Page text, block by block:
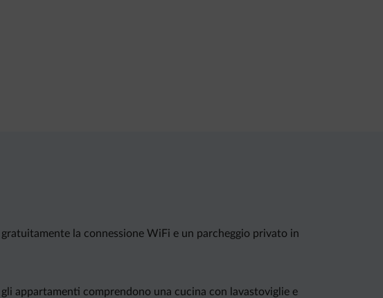
la connessione WiFi e un parcheggio privato in
appartamenti comprendono una cucina con lavastoviglie e